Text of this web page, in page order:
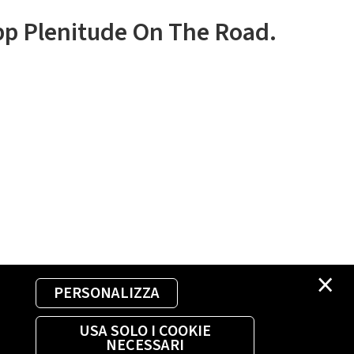
×
PERSONALIZZA
USA SOLO I COOKIE
NECESSARI
Plenitude On The Road.